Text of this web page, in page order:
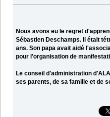
Nous avons eu le regret
Sébastien Deschamps. Il était
ans. Son papa avait aidé
pour l'organisation de
Le conseil d'administration
ses parents, de sa famille et de